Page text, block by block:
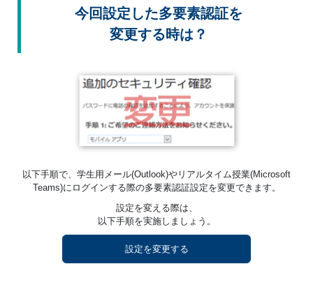
今回設定した多要素認証を
変更する時は？
以下手順で、学生用メール(Outlook)やリアルタイム授業(Microsoft
Teams)にログインする際の多要素認証設定を変更できます。
設定を変える際は、
以下手順を実施しましょう。
設定を変更する